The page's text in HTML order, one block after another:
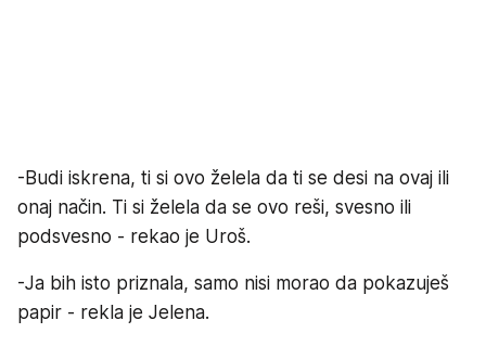
-Budi iskrena, ti si ovo želela da ti se desi na ovaj ili
onaj način. Ti si želela da se ovo reši, svesno ili
podsvesno - rekao je Uroš.
-Ja bih isto priznala, samo nisi morao da pokazuješ
papir - rekla je Jelena.